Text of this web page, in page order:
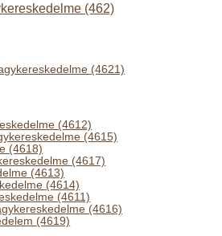
(462)
(4621)
(4612)
(4615)
(4618)
(4617)
(4613)
(4614)
(4611)
(4616)
(4619)